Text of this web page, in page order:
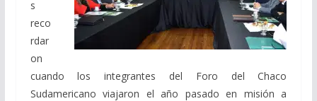
s
reco
rdar
on
cuando los integrantes del Foro del Chaco
Sudamericano viajaron el año pasado en misión a